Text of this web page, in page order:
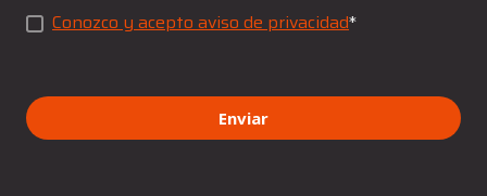
Conozco y acepto aviso de privacidad*
Enviar